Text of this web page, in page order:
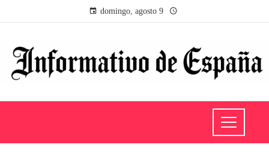
domingo, agosto 9